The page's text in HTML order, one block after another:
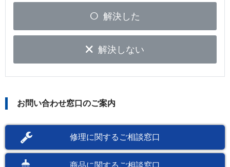
解決した
解決しない
お問い合わせ窓口のご案内
修理に関するご相談窓口
商品に関するご相談窓口